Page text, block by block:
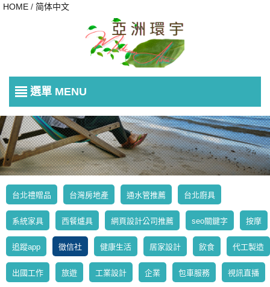
HOME / 简体中文
選單 MENU
台北禮贈品 台灣房地產 通水管推薦 台北廚具
系統家具 西餐爐具 網頁設計公司推薦 seo關鍵字 按摩
追蹤app 徵信社 健康生活 居家設計 飲食 代工製造
出國工作 旅遊 工業設計 企業 包車服務 視訊直播